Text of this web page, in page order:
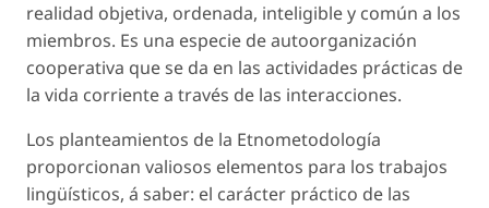
realidad objetiva, ordenada, inteligible y común a los
miembros. Es una especie de autoorganización
cooperativa que se da en las actividades prácticas de
la vida corriente a través de las interacciones.
Los planteamientos de la Etnometodología
proporcionan valiosos elementos para los trabajos
lingüísticos, á saber: el carácter práctico de las